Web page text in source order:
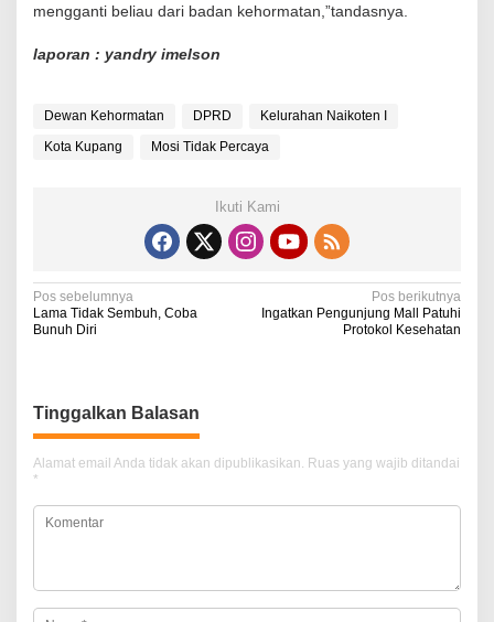
mengganti beliau dari badan kehormatan,”tandasnya.
laporan : yandry imelson
Dewan Kehormatan DPRD
Kelurahan Naikoten I
Kota Kupang
Mosi Tidak Percaya
Ikuti Kami
N
a
g
a
s
o
s
Pos sebelumnya
Lama Tidak Sembuh, Coba
Bunuh Diri
Pos berikutnya
Ingatkan Pengunjung Mall Patuhi
Protokol Kesehatan
Tinggalkan Balasan
Alamat email Anda tidak akan dipublikasikan. Ruas yang wajib ditandai
*